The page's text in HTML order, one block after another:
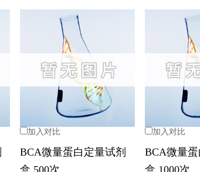
加入对比
BCA微量蛋白定量试剂
盒 500次
加入对比
BCA微量
盒 1000次